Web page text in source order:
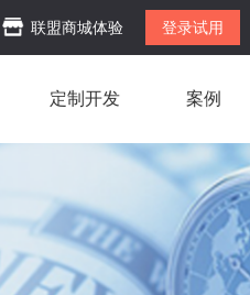
登录试用
联盟商城体验
定制开发 案例